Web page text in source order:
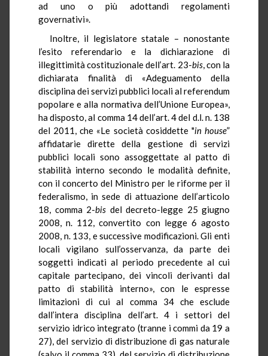
ad uno o più adottandi regolamenti
governativi».
Inoltre, il legislatore statale – nonostante
l’esito referendario e la dichiarazione di
illegittimità costituzionale dell’art. 23-bis, con la
dichiarata finalità di «Adeguamento della
disciplina dei servizi pubblici locali al referendum
popolare e alla normativa dell’Unione Europea»,
hadisposto, al comma 14 dell’art. 4 del d.l. n. 138
del 2011, che «Le società cosiddette "inhouse”
affidatarie dirette della gestione di servizi
pubblici locali sono assoggettate al patto di
stabilità interno secondo le modalità definite,
con il concerto del Ministro per le riforme per il
federalismo, insede di attuazione dell’articolo
18, comma 2-bis del decreto-legge 25 giugno
2008, n. 112, convertito con legge 6 agosto
2008, n. 133, e successive modificazioni.Glienti
locali vigilano sull’osservanza, da parte dei
soggetti indicati al periodo precedente al cui
capitale partecipano, dei vincoli derivanti dal
patto di stabilità interno»,con le espresse
limitazioni di cui al comma 34 che esclude
dall’intera disciplina dell’art. 4 i settori del
servizio idrico integrato (tranne i commi da 19 a
27), del servizio di distribuzione di gas naturale